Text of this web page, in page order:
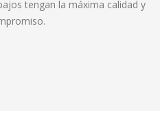
tengan la máxima calidad y